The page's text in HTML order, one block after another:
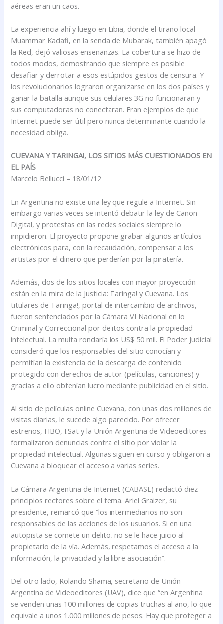
aéreas eran un caos.
La experiencia ahí y luego en Libia, donde el tirano local
Muammar Kadafi, en la senda de Mubarak, también apagó
la Red, dejó valiosas enseñanzas. La cobertura se hizo de
todos modos, demostrando que siempre es posible
desafiar y derrotar a esos estúpidos gestos de censura. Y
los revolucionarios lograron organizarse en los dos países y
ganar la batalla aunque sus celulares 3G no funcionaran y
sus computadoras no conectaran. Eran ejemplos de que
Internet puede ser útil pero nunca determinante cuando la
necesidad obliga.
CUEVANA Y TARINGA!, LOS SITIOS MÁS CUESTIONADOS EN
EL PAÍS
Marcelo Bellucci – 18/01/12
En Argentina no existe una ley que regule a Internet. Sin
embargo varias veces se intentó debatir la ley de Canon
Digital, y protestas en las redes sociales siempre lo
impidieron. El proyecto propone grabar algunos artículos
electrónicos para, con la recaudación, compensar a los
artistas por el dinero que perderían por la piratería.
Además, dos de los sitios locales con mayor proyección
están en la mira de la Justicia: Taringa! y Cuevana. Los
titulares de Taringa!, portal de intercambio de archivos,
fueron sentenciados por la Cámara VI Nacional en lo
Criminal y Correccional por delitos contra la propiedad
intelectual. La multa rondaría los US$ 50 mil. El Poder Judicial
consideró que los responsables del sitio conocían y
permitían la existencia de la descarga de contenido
protegido con derechos de autor (películas, canciones) y
gracias a ello obtenían lucro mediante publicidad en el sitio.
Al sitio de películas online Cuevana, con unas dos millones de
visitas diarias, le sucede algo parecido. Por ofrecer
estrenos, HBO, I.Sat y la Unión Argentina de Videoeditores
formalizaron denuncias contra el sitio por violar la
propiedad intelectual. Algunas siguen en curso y obligaron a
Cuevana a bloquear el acceso a varias series.
La Cámara Argentina de Internet (CABASE) redactó diez
principios rectores sobre el tema. Ariel Graizer, su
presidente, remarcó que “los intermediarios no son
responsables de las acciones de los usuarios. Si en una
autopista se comete un delito, no se le hace juicio al
propietario de la vía. Además, respetamos el acceso a la
información, la privacidad y la libre asociación”.
Del otro lado, Rolando Shama, secretario de Unión
Argentina de Videoeditores (UAV), dice que “en Argentina
se venden unas 100 millones de copias truchas al año, lo que
equivale a unos 1.000 millones de pesos. Hay que proteger a